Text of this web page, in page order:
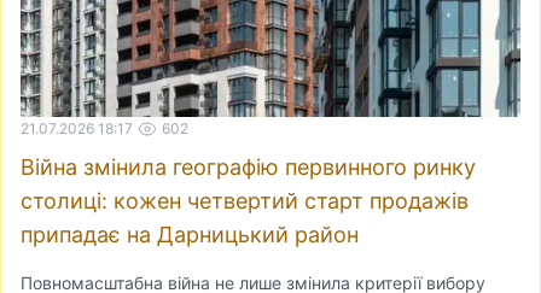
21.07.2026 18:17 602
Війна змінила географію первинного ринку
столиці: кожен четвертий старт продажів
припадає на Дарницький район
Повномасштабна війна не лише змінила критерії вибору